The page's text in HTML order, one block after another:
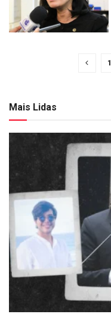
1
Mais Lidas